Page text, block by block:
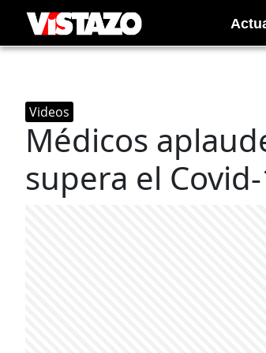
Videos
Médicos
supera el